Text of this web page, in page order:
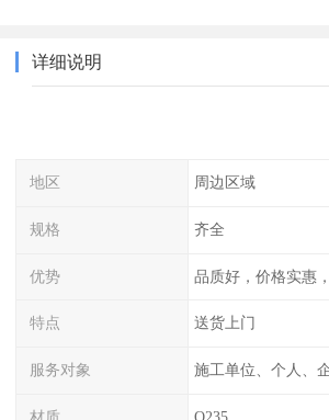
详细说明
地区 周边区域
规格 齐全
优势 品质好，价格实惠
特点 送货上门
服务对象 施工单位、个人、